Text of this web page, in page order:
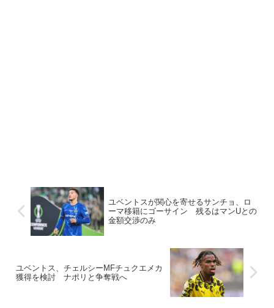
ユベントスが関心を寄せるサンチョ、ロ
ーマ移籍にゴーサイン 残るはマンUとの
金額交渉のみ
ユベントス、チェルシーMFチュクエメカ
獲得を検討 ナポリと争奪戦へ